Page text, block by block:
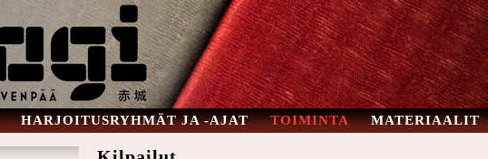
HARJOITUSRYHMÄT JA -AJAT TOIMINTA MATERIAALIT